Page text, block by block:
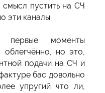
смысл пустить на СЧ
эти каналы.
первые моменты
но это,
подачи на СЧ и
бас довольно
упругий что ли,